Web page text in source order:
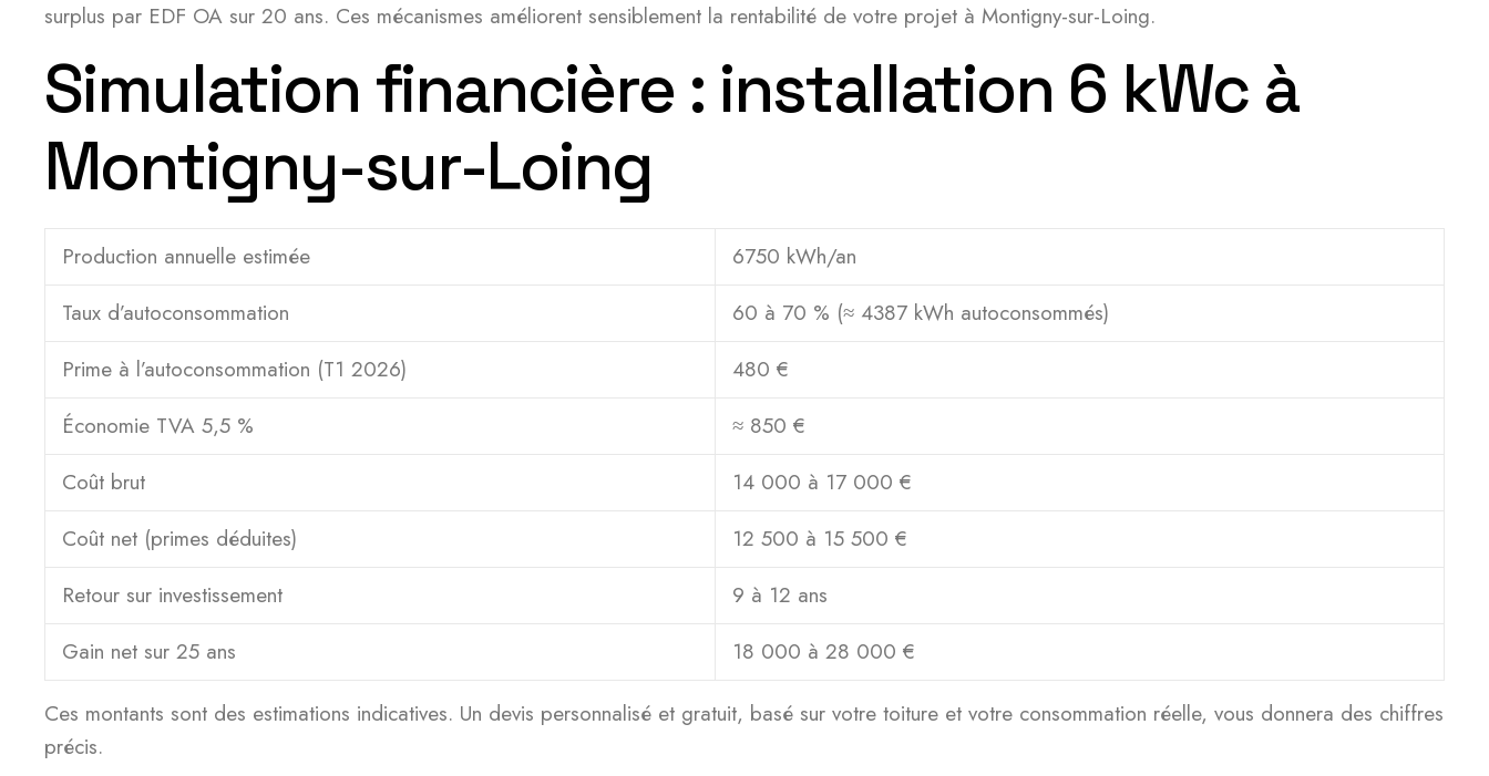
surplus par EDF OA sur 20 ans. Ces mécanismes améliorent sensiblement la rentabilité de votre projet à Montigny-sur-Loing.
Simulation financière : installation 6 kWc à
Montigny-sur-Loing
Production annuelle estimée
6750 kWh/an
Taux d’autoconsommation
60 à 70 % (≈ 4387 kWh autoconsommés)
Prime à l’autoconsommation (T1 2026)
480 €
Économie TVA 5,5 %
≈ 850 €
Coût brut
14 000 à 17 000 €
Coût net (primes déduites)
12 500 à 15 500 €
Retour sur investissement
9 à 12 ans
Gain net sur 25 ans
18 000 à 28 000 €
Ces montants sont des estimations indicatives. Un devis personnalisé et gratuit, basé sur votre toiture et votre consommation réelle, vous donnera des chiffres
précis.